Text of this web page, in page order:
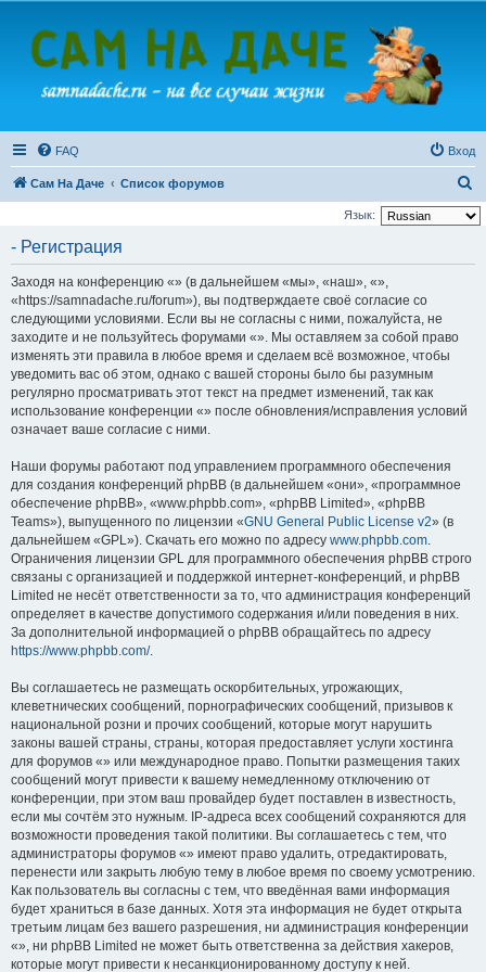
FAQ Вход
Сам На Даче Список форумов
о
Язык:
- Регистрация
Заходя на конференцию «» (в дальнейшем «мы», «наш», «»,
«https://samnadache.ru/forum»), вы подтверждаете своё согласие со
следующими условиями. Если вы не согласны с ними, пожалуйста, не
заходите и не пользуйтесь форумами «». Мы оставляем за собой право
изменять эти правила в любое время и сделаем всё возможное, чтобы
уведомить вас об этом, однако с вашей стороны было бы разумным
регулярно просматривать этот текст на предмет изменений, так как
использование конференции «» после обновления/исправления условий
означает ваше согласие с ними.
Наши форумы работают под управлением программного обеспечения
для создания конференций phpBB (в дальнейшем «они», «программное
обеспечение phpBB», «www.phpbb.com», «phpBB Limited», «phpBB
Teams»), выпущенного по лицензии «GNU General Public License v2» (в
дальнейшем «GPL»). Скачать его можно по адресу www.phpbb.com.
Ограничения лицензии GPL для программного обеспечения phpBB строго
связаны с организацией и поддержкой интернет-конференций, и phpBB
Limited не несёт ответственности за то, что администрация конференций
определяет в качестве допустимого содержания и/или поведения в них.
За дополнительной информацией о phpBB обращайтесь по адресу
https://www.phpbb.com/.
Вы соглашаетесь не размещать оскорбительных, угрожающих,
клеветнических сообщений, порнографических сообщений, призывов к
национальной розни и прочих сообщений, которые могут нарушить
законы вашей страны, страны, которая предоставляет услуги хостинга
для форумов «» или международное право. Попытки размещения таких
сообщений могут привести к вашему немедленному отключению от
конференции, при этом ваш провайдер будет поставлен в известность,
если мы сочтём это нужным. IP-адреса всех сообщений сохраняются для
возможности проведения такой политики. Вы соглашаетесь с тем, что
администраторы форумов «» имеют право удалить, отредактировать,
перенести или закрыть любую тему в любое время по своему усмотрению.
Как пользователь вы согласны с тем, что введённая вами информация
будет храниться в базе данных. Хотя эта информация не будет открыта
третьим лицам без вашего разрешения, ни администрация конференции
«», ни phpBB Limited не может быть ответственна за действия хакеров,
которые могут привести к несанкционированному доступу к ней.